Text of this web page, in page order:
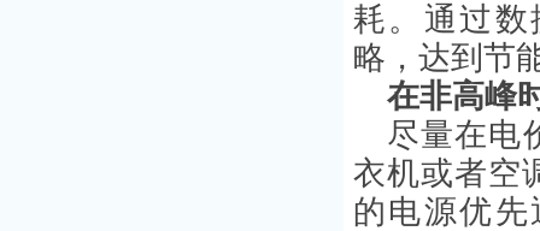
耗。通过
略，达到节
在非高峰
尽量在电
衣机或者空
的电源优